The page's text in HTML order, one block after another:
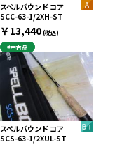
スペルバウンド コア
SCC-63-1/2XH-ST
￥13,440(税込)
#中古品
スペルバウンド コア
SCS-63-1/2XUL-ST